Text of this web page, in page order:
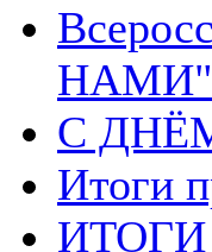
НАМИ"
С
Итоги
ИТОГИ